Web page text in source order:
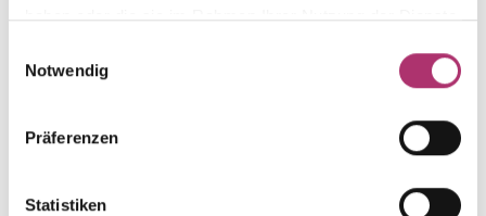
haben oder die sie im Rahmen Ihrer Nutzung der Dienste
Notwendig
Präferenzen
Statistiken